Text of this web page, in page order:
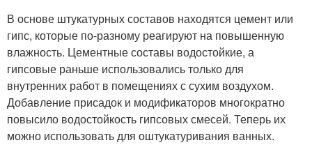
В основе штукатурных составов находятся цемент или
гипс, которые по-разному реагируют на повышенную
влажность. Цементные составы водостойкие, а
гипсовые раньше использовались только для
внутренних работ в помещениях с сухим воздухом.
Добавление присадок и модификаторов многократно
повысило водостойкость гипсовых смесей. Теперь их
можно использовать для оштукатуривания ванных.